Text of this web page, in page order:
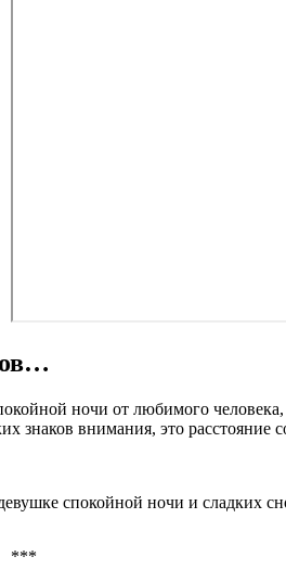
ночи от любимого человека,
знаков внимания, это расстояние
спокойной ночи и сладких
***